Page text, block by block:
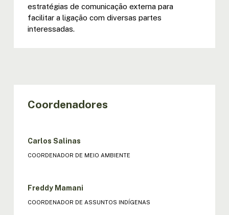
estratégias de comunicação externa para
facilitar a ligação com diversas partes
interessadas.
Coordenadores
Carlos Salinas
COORDENADOR DE MEIO AMBIENTE
Freddy Mamani
COORDENADOR DE ASSUNTOS INDÍGENAS